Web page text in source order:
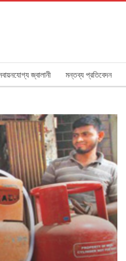
জ্বালানী মন্তব্য প্রতিবেদন